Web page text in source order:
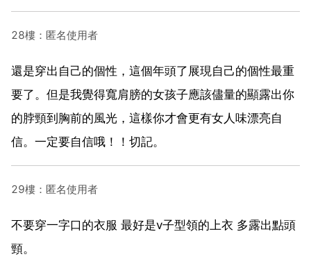
28樓：匿名使用者
還是穿出自己的個性，這個年頭了展現自己的個性最重
要了。但是我覺得寬肩膀的女孩子應該儘量的顯露出你
的脖頸到胸前的風光，這樣你才會更有女人味漂亮自
信。一定要自信哦！！切記。
29樓：匿名使用者
不要穿一字口的衣服 最好是v子型領的上衣 多露出點頭
頸。